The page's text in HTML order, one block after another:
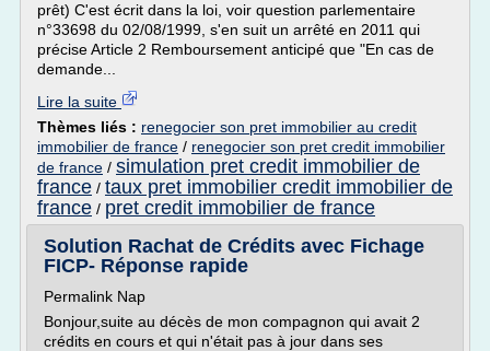
prêt) C'est écrit dans la loi, voir question parlementaire
n°33698 du 02/08/1999, s'en suit un arrêté en 2011 qui
précise Article 2 Remboursement anticipé que "En cas de
demande...
Lire la suite
Thèmes liés : renegocier son pret immobilier au credit
immobilier de france / renegocier son pret credit immobilier
de france / simulation pret credit immobilier de
france / taux pret immobilier credit immobilier de
france / pret credit immobilier de france
Solution Rachat de Crédits avec Fichage
FICP- Réponse rapide
Permalink Nap
Bonjour,suite au décès de mon compagnon qui avait 2
crédits en cours et qui n'était pas à jour dans ses